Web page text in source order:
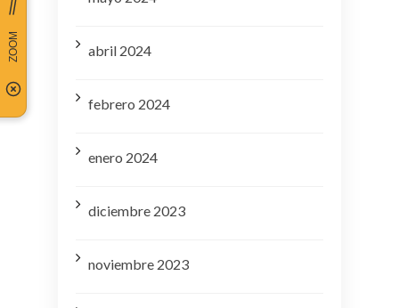
abril 2024
febrero 2024
enero 2024
diciembre 2023
noviembre 2023